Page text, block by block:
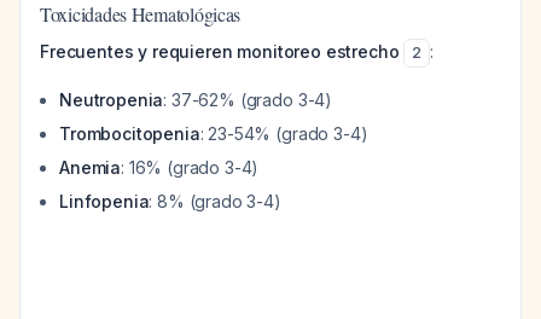
Toxicidades Hematológicas
Frecuentes y requieren monitoreo estrecho 2 :
Neutropenia: 37-62% (grado 3-4)
Trombocitopenia: 23-54% (grado 3-4)
Anemia: 16% (grado 3-4)
Linfopenia: 8% (grado 3-4)